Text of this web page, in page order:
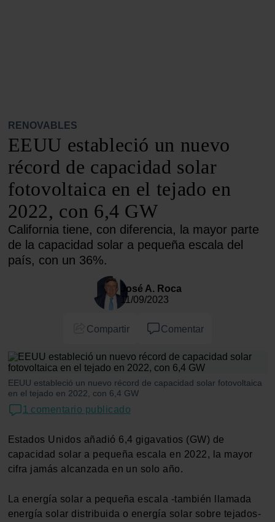
RENOVABLES
EEUU estableció un nuevo
récord de capacidad solar
fotovoltaica en el tejado en
2022, con 6,4 GW
California tiene, con diferencia, la mayor parte
de la capacidad solar a pequeña escala del
país, con un 36%.
José A. Roca
11/09/2023
Compartir Comentar
EEUU estableció un nuevo récord de capacidad solar fotovoltaica
en el tejado en 2022, con 6,4 GW
1 comentario publicado
Estados Unidos añadió 6,4 gigavatios (GW) de
capacidad solar a pequeña escala en 2022, la mayor
cifra jamás alcanzada en un solo año.
La energía solar a pequeña escala -también llamada
energía solar distribuida o energía solar sobre tejados-